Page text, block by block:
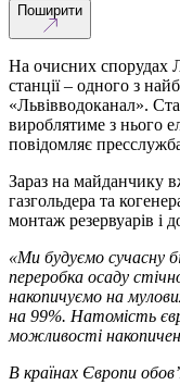
Поширити
На очисних спорудах
станції – одного з
«Львівводоканал».
вироблятиме з нього
повідомляє
Зараз на майданчику
газгольдера та
монтаж резервуарів і
«Ми будуємо сучасну
переробка осаду
накопичуємо на
на 99%. Натомість
можливості
В країнах Європи